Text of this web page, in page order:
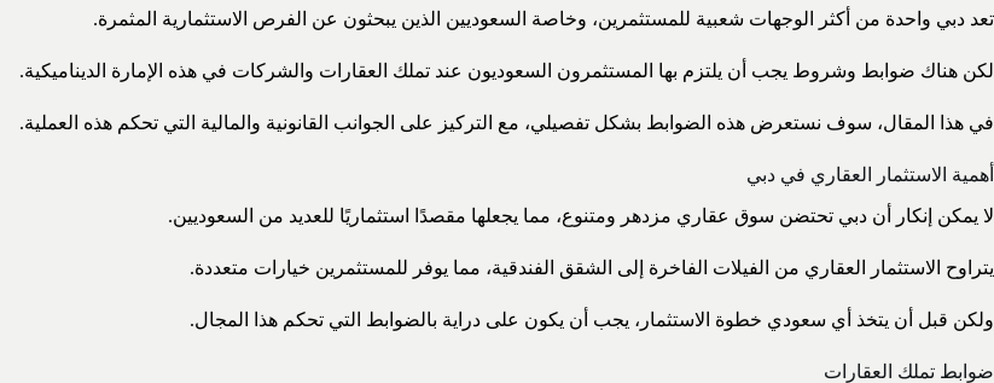
تعد دبي واحدة من أكثر الوجهات شعبية للمستثمرين، وخاصة السعوديين الذين يبحثون عن الفرص الاستثمارية المثمرة.
لكن هناك ضوابط وشروط يجب أن يلتزم بها المستثمرون السعوديون عند تملك العقارات والشركات في هذه الإمارة الديناميكية.
في هذا المقال، سوف نستعرض هذه الضوابط بشكل تفصيلي، مع التركيز على الجوانب القانونية والمالية التي تحكم هذه العملية.
أهمية الاستثمار العقاري في دبي
لا يمكن إنكار أن دبي تحتضن سوق عقاري مزدهر ومتنوع، مما يجعلها مقصدًا استثماريًا للعديد من السعوديين.
يتراوح الاستثمار العقاري من الفيلات الفاخرة إلى الشقق الفندقية، مما يوفر للمستثمرين خيارات متعددة.
ولكن قبل أن يتخذ أي سعودي خطوة الاستثمار، يجب أن يكون على دراية بالضوابط التي تحكم هذا المجال.
ضوابط تملك العقارات